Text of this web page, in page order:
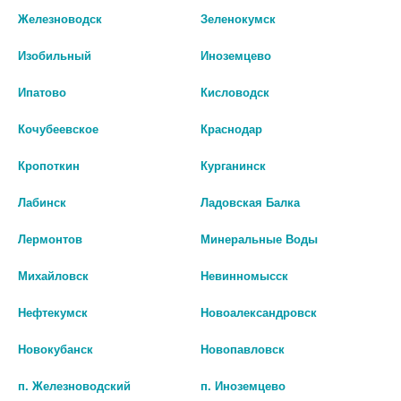
Аналоги по действию
ЛЕФОКЦИН БИОКС ТАБ. П/О
ГЛЕВО 500МГ. №5 ТАБ. П/П/О
42
В КОРЗИНУ
Железноводск Зеленокумск
Изобильный Иноземцево
Ипатово Кисловодск
Кочубеевское Краснодар
Кропоткин Курганинск
Лабинск Ладовская Балка
Лермонтов Минеральные Воды
Михайловск Невинномысск
Нефтекумск Новоалександровск
Новокубанск Новопавловск
п. Железноводский п. Иноземцево